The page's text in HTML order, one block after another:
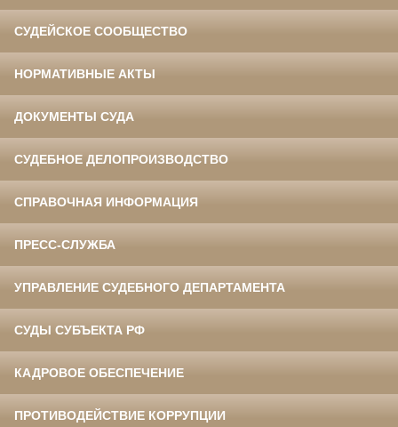
СУДЕЙСКОЕ СООБЩЕСТВО
НОРМАТИВНЫЕ АКТЫ
ДОКУМЕНТЫ СУДА
СУДЕБНОЕ ДЕЛОПРОИЗВОДСТВО
СПРАВОЧНАЯ ИНФОРМАЦИЯ
ПРЕСС-СЛУЖБА
УПРАВЛЕНИЕ СУДЕБНОГО ДЕПАРТАМЕНТА
СУДЫ СУБЪЕКТА РФ
КАДРОВОЕ ОБЕСПЕЧЕНИЕ
ПРОТИВОДЕЙСТВИЕ КОРРУПЦИИ